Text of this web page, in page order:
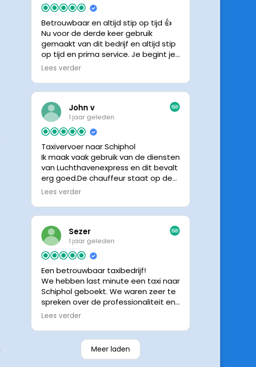
Betrouwbaar en altijd stip op tijd 👍
Nu voor de derde keer gebruik
gemaakt van dit bedrijf en altijd stip
op tijd en prima service. Je begint je
vakantie zonder zorgen iig. 👍👍
Lees verder
John v
1 jaar geleden
Taxivervoer naar Schiphol
Ik maak vaak gebruik van de diensten
van Luchthavenexpress en dit bevalt
erg goed.De chauffeur staat op de
afgesproken tijd klaar om je op te
neemt de chauffeur direct contact
staat.Altijd nette chauffeurs, en in
mijn geval is het voordeliger dan
parkeren op P3 bij 9 dagen parkeren.
En dan hopen dat je auto geen
schade heeft ivm de krappe
parkeervakken. Ik beveel
Luchthavenexpress dan ook zeker
aan.
Lees verder
Sezer
1 jaar geleden
Een betrouwbaar taxibedrijf!
We hebben last minute een taxi naar
Schiphol geboekt. We waren zeer te
spreken over de professionaliteit en
vriendelijkheid van luchthavenexpres!
verzekerde om er op tijd te zijn en
stuurde z’n live locatie een paar
minuten voor aanvang bij ons thuis.
Lees verder
Meer laden